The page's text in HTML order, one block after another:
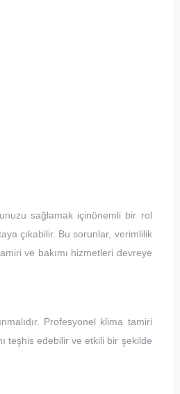
sağlamak içinönemli bir rol
çıkabilir. Bu sorunlar, verimlilik
ve bakımı hizmetleri devreye
Profesyonel klima tamiri
teşhis edebilir ve etkili bir şekilde